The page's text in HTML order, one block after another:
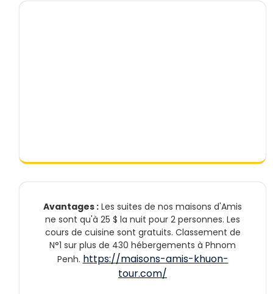
Avantages : Les suites de nos maisons d'Amis
ne sont qu'à 25 $ la nuit pour 2 personnes. Les
cours de cuisine sont gratuits. Classement de
N°1 sur plus de 430 hébergements à Phnom
Penh. https://maisons-amis-khuon-
tour.com/